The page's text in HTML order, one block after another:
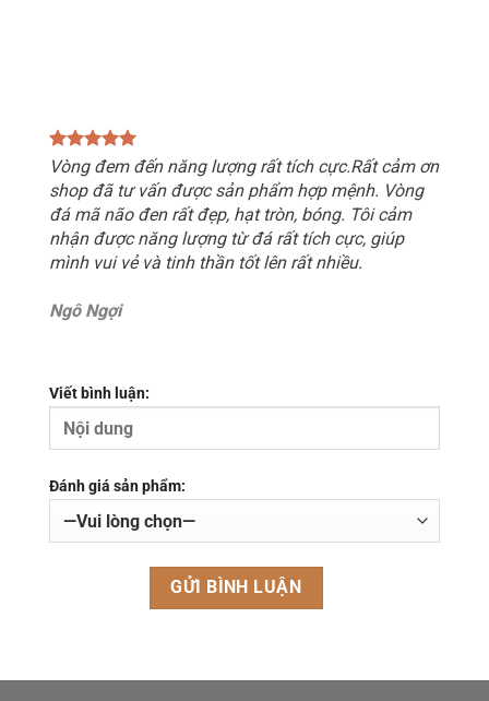
Vòng đem đến năng lượng rất tích cực.Rất cảm ơn
shop đã tư vấn được sản phẩm hợp mệnh. Vòng
đá mã não đen rất đẹp, hạt tròn, bóng. Tôi cảm
nhận được năng lượng từ đá rất tích cực, giúp
mình vui vẻ và tinh thần tốt lên rất nhiều.
Ngô Ngợi
Viết bình luận:
Đánh giá sản phẩm: